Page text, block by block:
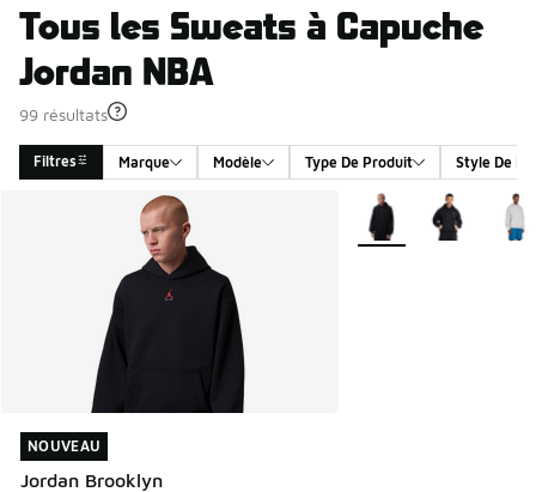
Tous les Sweats à Capuche
Jordan NBA
99 résultats
Filtres Marque Modèle Type De Produit Style De
Search Results
NOUVEAU
Jordan Brooklyn
NOUVEAU
Plus de couleurs